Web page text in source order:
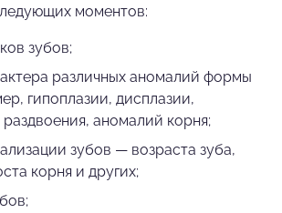
моментов:
зубов;
различных аномалий формы
гипоплазии, дисплазии,
аномалий корня;
зубов — возраста зуба,
корня и других;